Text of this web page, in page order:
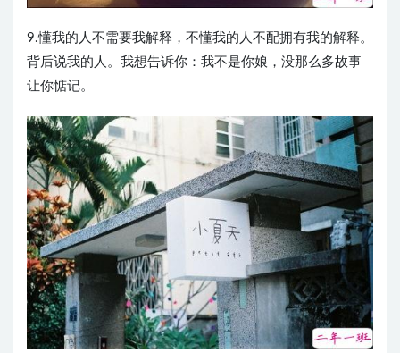
9.懂我的人不需要我解释，不懂我的人不配拥有我的解释。
背后说我的人。我想告诉你：我不是你娘，没那么多故事
让你惦记。 ​​​​